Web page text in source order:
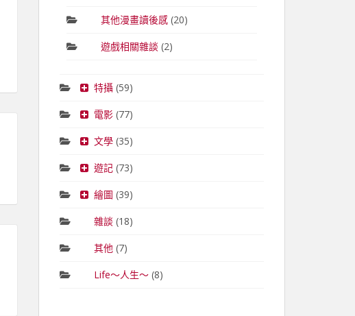
其他漫畫讀後感(20)
遊戲相關雜談 (2)
特攝(59)
電影(77)
文學(35)
遊記(73)
繪圖 (39)
雜談 (18)
其他(7)
Life～人生～(8)